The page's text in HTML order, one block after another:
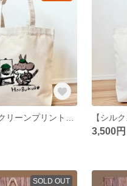
3,500円
SOLD OUT